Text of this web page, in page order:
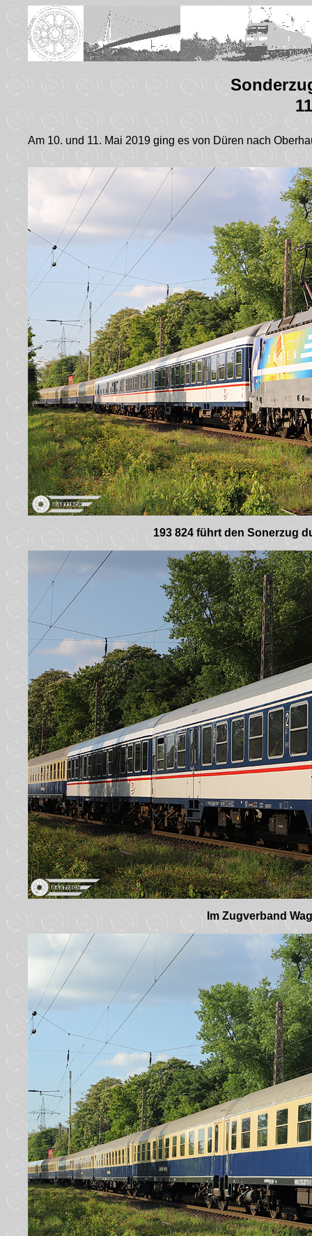
Am 10. und 11. Mai 2019 ging es von Düren nach
193 824 führt den Sonerzug
Im Zugverband